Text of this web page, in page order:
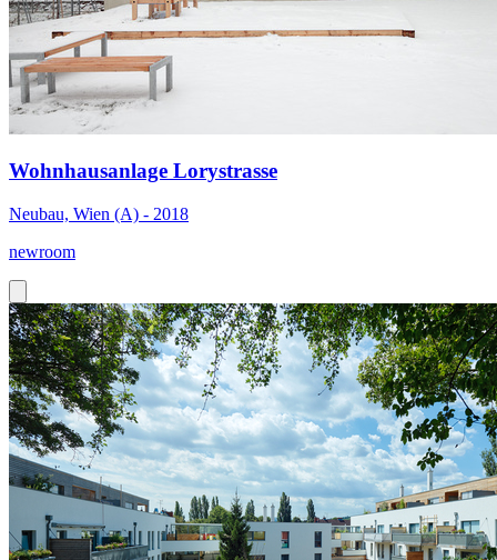
Wohnhausanlage Lorystrasse
Neubau, Wien (A) - 2018
newroom